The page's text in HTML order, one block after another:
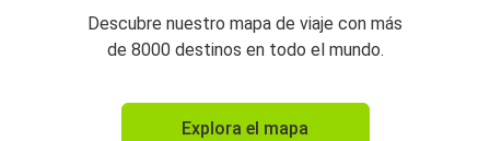
Descubre nuestro mapa de viaje con más
de 8000 destinos en todo el mundo.
Explora el mapa